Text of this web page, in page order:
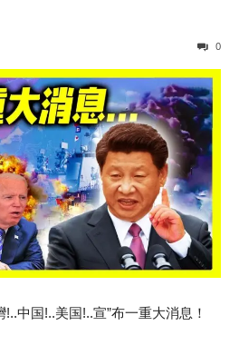
0
中国!..美国!..宣”布一重大消息！